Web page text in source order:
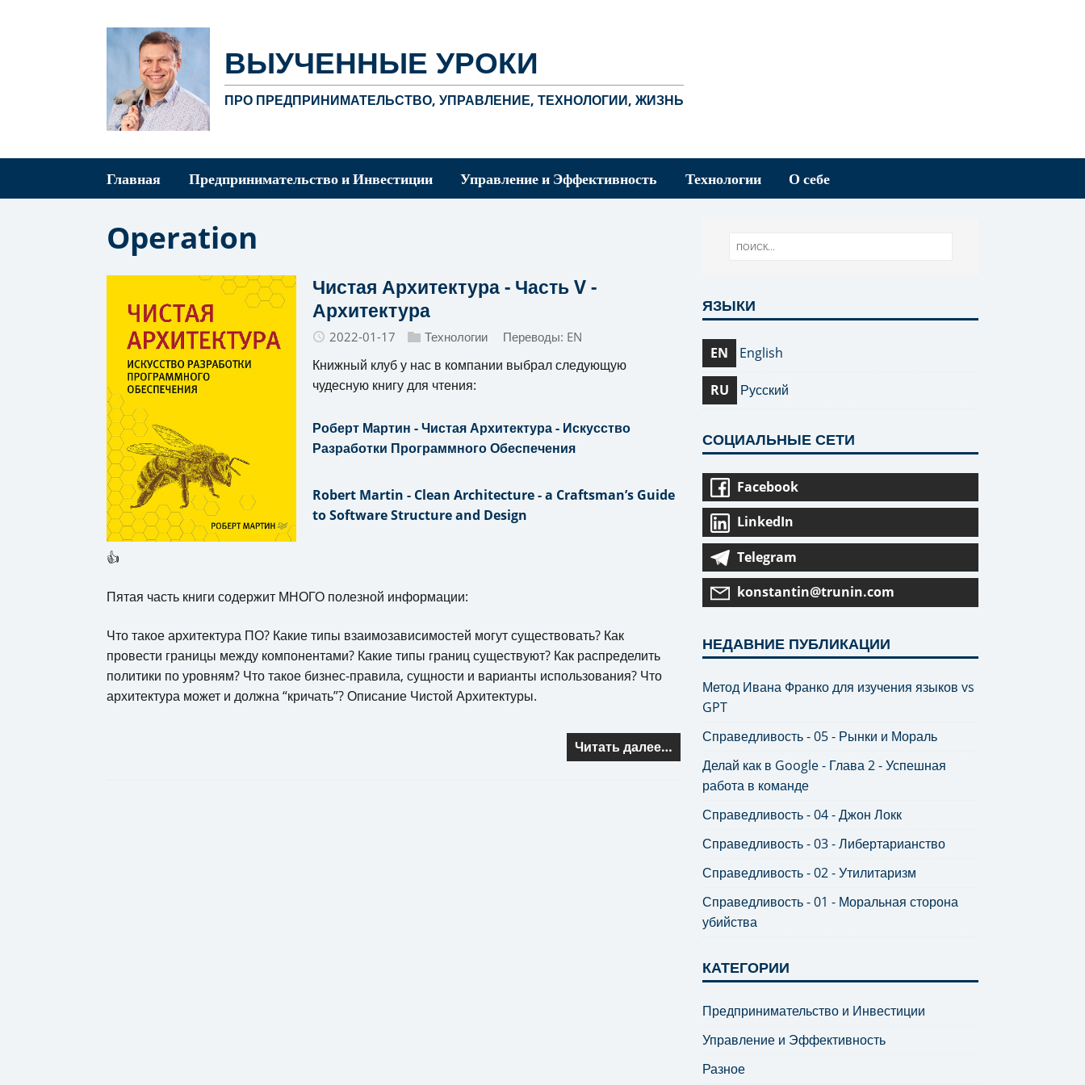
ВЫУЧЕННЫЕ УРОКИ
ПРО ПРЕДПРИНИМАТЕЛЬСТВО, УПРАВЛЕНИЕ, ТЕХНОЛОГИИ, ЖИЗНЬ
Главная Предпринимательство и Инвестиции Управление и Эффективность Технологии О себе
Operation
Чистая Архитектура - Часть V -
Архитектура
2022-01-17 Технологии Переводы: EN
Книжный клуб у нас в компании выбрал следующую
чудесную книгу для чтения:
Роберт Мартин - Чистая Архитектура - Искусство
Разработки Программного Обеспечения
Robert Martin - Clean Architecture - a Craftsman’s Guide
to Software Structure and Design
👍
Пятая часть книги содержит МНОГО полезной информации:
Что такое архитектура ПО? Какие типы взаимозависимостей могут существовать? Как
провести границы между компонентами? Какие типы границ существуют? Как распределить
политики по уровням? Что такое бизнес-правила, сущности и варианты использования? Что
архитектура может и должна “кричать”? Описание Чистой Архитектуры.
Читать далее…
ЯЗЫКИ
EN English
RU Русский
СОЦИАЛЬНЫЕ СЕТИ
Facebook
LinkedIn
Telegram
konstantin@trunin.com
НЕДАВНИЕ ПУБЛИКАЦИИ
Метод Ивана Франко для изучения языков vs
GPT
Справедливость - 05 - Рынки и Мораль
Делай как в Google - Глава 2 - Успешная
работа в команде
Справедливость - 04 - Джон Локк
Справедливость - 03 - Либертарианство
Справедливость - 02 - Утилитаризм
Справедливость - 01 - Моральная сторона
убийства
КАТЕГОРИИ
Предпринимательство и Инвестиции
Управление и Эффективность
Разное